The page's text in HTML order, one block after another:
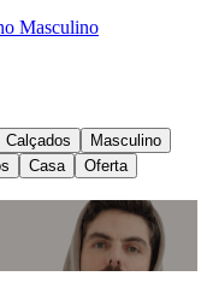
Masculino
Calçados
Masculino
Casa Oferta